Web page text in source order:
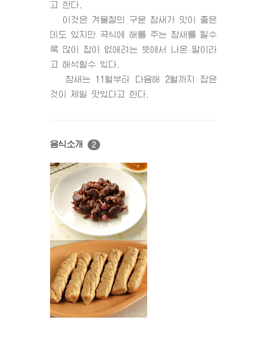
고 한다.
이것은 겨울철의 구운 참새가 맛이 좋은
데도 있지만 곡식에 해를 주는 참새를 될수
록 많이 잡아 없애려는 뜻에서 나온 말이라
고 해석할수 있다.
참새는 11월부터 다음해 2월까지 잡은
것이 제일 맛있다고 한다.
음식소개 2